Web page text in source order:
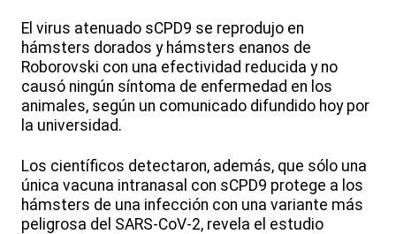
El virus atenuado sCPD9 se reprodujo en
hámsters dorados y hámsters enanos de
Roborovski con una efectividad reducida y no
causó ningún síntoma de enfermedad en los
animales, según un comunicado difundido hoy por
la universidad.
Los científicos detectaron, además, que sólo una
única vacuna intranasal con sCPD9 protege a los
hámsters de una infección con una variante más
peligrosa del SARS-CoV-2, revela el estudio